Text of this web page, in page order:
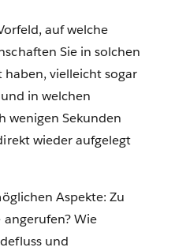
auf welche
Sie in solchen
vielleicht sogar
in welchen
wenigen Sekunden
wieder aufgelegt
Aspekte: Zu
Wie
und